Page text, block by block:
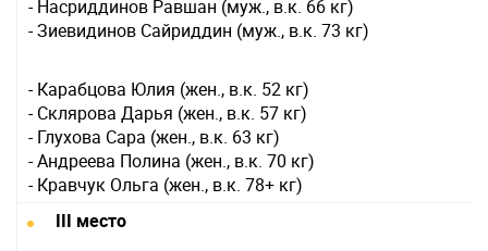
- Насриддинов Равшан (муж., в.к. 66 кг)
- Зиевидинов Сайриддин (муж., в.к. 73 кг)
- Карабцова Юлия (жен., в.к. 52 кг)
- Склярова Дарья (жен., в.к. 57 кг)
- Глухова Сара (жен., в.к. 63 кг)
- Андреева Полина (жен., в.к. 70 кг)
- Кравчук Ольга (жен., в.к. 78+ кг)
III место